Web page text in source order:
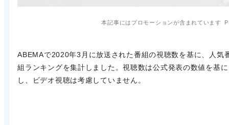
本記事にはプロモーションが含まれています
ABEMAで2020年3月に放送された番組の視聴数を基に、人気
組ランキングを集計しました。視聴数は公式発表の数値を基に
し、ビデオ視聴は考慮していません。